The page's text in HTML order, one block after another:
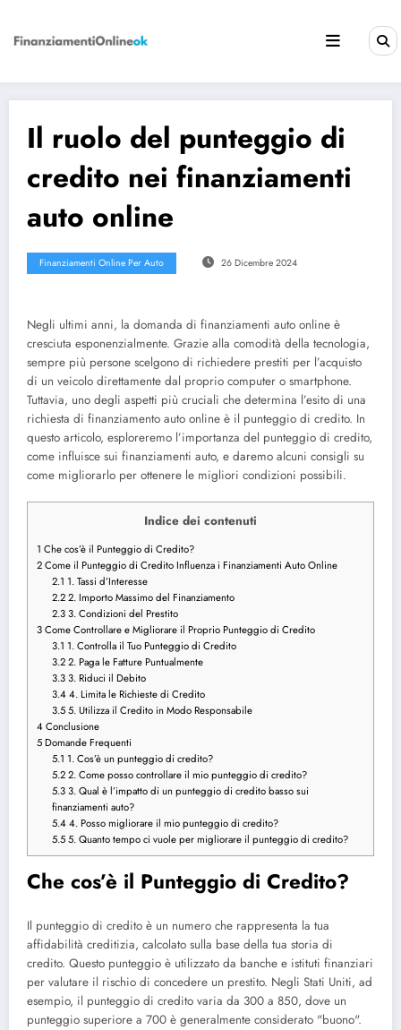
contenuto
Il ruolo del punteggio di
credito nei finanziamenti
auto online
Finanziamenti Online Per Auto 26 Dicembre 2024
Negli ultimi anni, la domanda di finanziamenti auto online è
cresciuta esponenzialmente. Grazie alla comodità della tecnologia,
sempre più persone scelgono di richiedere prestiti per l’acquisto
di un veicolo direttamente dal proprio computer o smartphone.
Tuttavia, uno degli aspetti più cruciali che determina l’esito di una
richiesta di finanziamento auto online è il punteggio di credito. In
questo articolo, esploreremo l’importanza del punteggio di credito,
come influisce sui finanziamenti auto, e daremo alcuni consigli su
come migliorarlo per ottenere le migliori condizioni possibili.
Indice dei contenuti
1 Che cos’è il Punteggio di Credito?
2Come il Punteggio di Credito Influenza i Finanziamenti Auto Online
2.1 1. Tassi d’Interesse
2.22. Importo Massimo del Finanziamento
2.33. Condizioni del Prestito
3Come Controllare e Migliorare il Proprio Punteggio di Credito
3.1 1. Controlla il Tuo Punteggio di Credito
3.22. Paga le Fatture Puntualmente
3.33. Riduci il Debito
3.44. Limita le Richieste di Credito
3.55. Utilizza il Credito in Modo Responsabile
4Conclusione
5 Domande Frequenti
5.1 1. Cos’è un punteggio di credito?
5.22. Come posso controllare il mio punteggio di credito?
5.33. Qual è l’impatto di un punteggio di credito basso sui
finanziamenti auto?
5.44. Posso migliorare il mio punteggio di credito?
5.55. Quanto tempo ci vuole per migliorare il punteggio di credito?
Che cos’è il Punteggio di Credito?
Il punteggio di credito è un numero che rappresenta la tua
affidabilità creditizia, calcolato sulla base della tua storia di
credito. Questo punteggio è utilizzato da banche e istituti finanziari
per valutare il rischio di concedere un prestito. Negli Stati Uniti, ad
esempio, il punteggio di credito varia da 300 a 850, dove un
punteggio superiore a 700 è generalmente considerato "buono".